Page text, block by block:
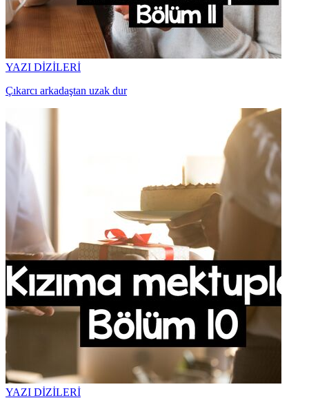
YAZI DİZİLERİ
Çıkarcı arkadaştan uzak dur
YAZI DİZİLERİ